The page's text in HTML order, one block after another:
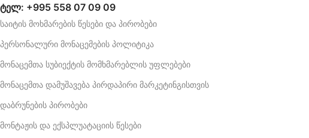
ტელ: +995 558 07 09 09
საიტის მოხმარების წესები და პირობები
პერსონალური მონაცემების პოლიტიკა
მონაცემთა სუბიექტის მომხმარებლის უფლებები
მონაცემთა დამუშავება პირდაპირი მარკეტინგისთვის
დაბრუნების პირობები
მონტაჟის და ექსპლუატაციის წესები